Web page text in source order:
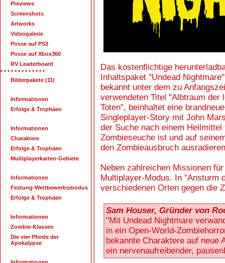
Previews
Screenshots
Artworks
Videogalerie
Posse auf PS3
Posse auf Xbox360
RV Leaderboard
* * * * * * * * * * * * *
Bilderpakete (11)
Informationen
Erfolge & Trophäen
Informationen
Charaktere
Erfolge & Trophäen
Multiplayerkarten-Gebiete
Informationen
Festung-Wettbewerbsmodus
Erfolge & Trophäen
Informationen
Zombie-Klassen
Die vier Pferde der
Apokalypse
Das kostenflichtige
Inhaltspaket "Undead
bekannt unter dem zu
verwendeten Titel "Albtraum der
Toten", beinhaltet eine brandneue
Singleplayer-Story mit John
der Suche nach einem Heilmittel
Zombieseuche ist und auf
den Zombieausbruch
Neben zahlreichen Missionen
Multiplayer-Modus. In "Ansturm
verschiedenen Orten gegen die
Sam Houser, Gründer von
"Mit Undead Nightmare
in ein Open-World-
bekannte Charaktere auf neue
ein nervenaufreibender,